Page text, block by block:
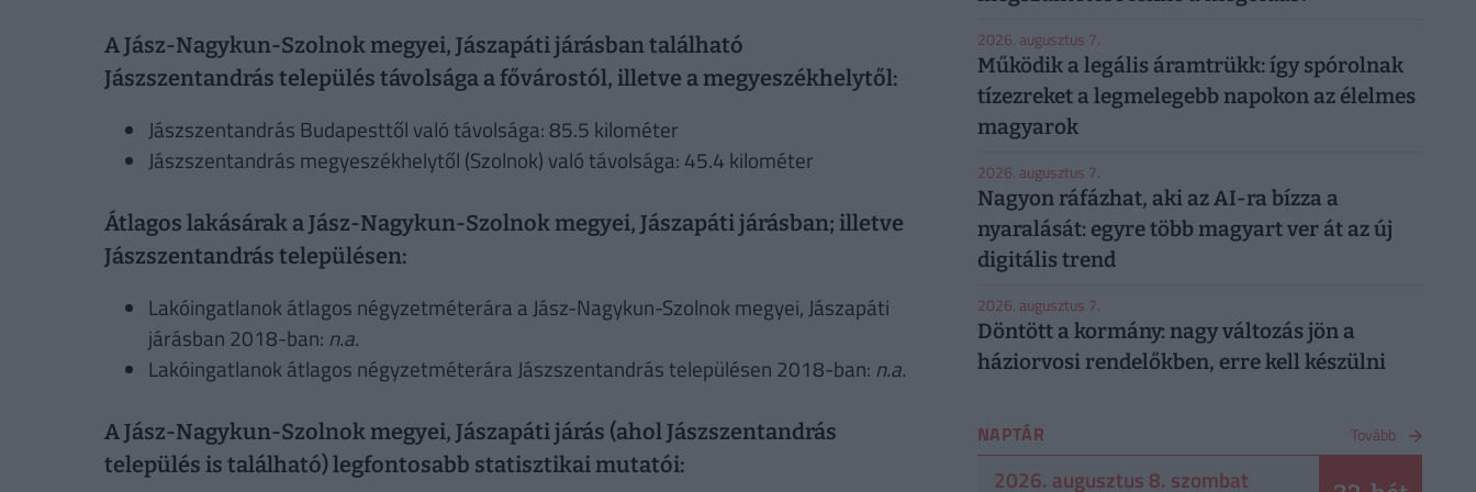
A Jász-Nagykun-Szolnok megyei, Jászapáti járásban található
Jászszentandrás település távolsága a fővárostól, illetve a megyeszékhelytől:
Jászszentandrás Budapesttől való távolsága: 85.5 kilométer
Jászszentandrás megyeszékhelytől (Szolnok) való távolsága: 45.4 kilométer
Átlagos lakásárak a Jász-Nagykun-Szolnok megyei, Jászapáti járásban; illetve
Jászszentandrás településen:
Lakóingatlanok átlagos négyzetméterára a Jász-Nagykun-Szolnok megyei, Jászapáti
járásban 2018-ban: n.a.
Lakóingatlanok átlagos négyzetméterára Jászszentandrás településen 2018-ban: n.a.
A Jász-Nagykun-Szolnok megyei, Jászapáti járás (ahol Jászszentandrás
település is található) legfontosabb statisztikai mutatói:
2026. augusztus 7.
Működik a legális áramtrükk: így spórolnak
tízezreket a legmelegebb napokon az élelmes
magyarok
2026. augusztus 7.
Nagyon ráfázhat, aki az AI-ra bízza a
nyaralását: egyre több magyart ver át az új
digitális trend
2026. augusztus 7.
Döntött a kormány: nagy változás jön a
háziorvosi rendelőkben, erre kell készülni
NAPTÁR Tovább
2026. augusztus 8. szombat